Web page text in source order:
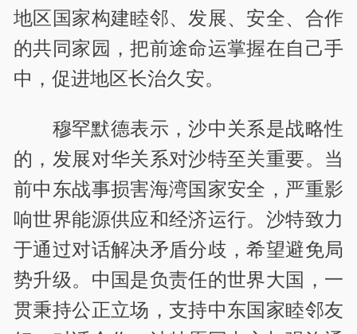
地区国家构建睦邻、发展、安全、合作
的共同家园，把前途命运掌握在自己手
中，促进地区长治久安。
穆罕默德表示，沙中关系是战略性
的，发展对华关系对沙特至关重要。当
前中东战事损害海湾国家安全，严重影
响世界能源供应和经济运行。沙特致力
于通过对话解决矛盾分歧，希望避免局
势升级。中国是负责任的世界大国，一
贯秉持公正立场，支持中东国家睦邻友